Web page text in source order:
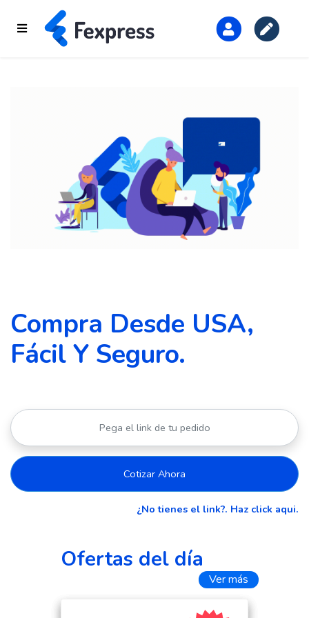
Compra Desde USA,
Fácil Y Seguro.
Cotizar Ahora
¿No tienes el link?. Haz click aqui.
Ofertas del día
Ver más